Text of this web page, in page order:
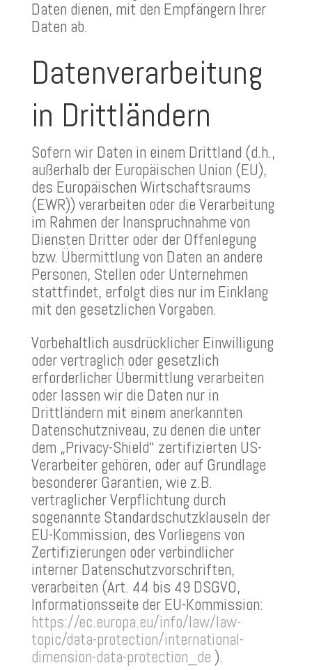
Daten dienen, mit den Empfängern Ihrer
Daten ab.
Datenverarbeitung
in Drittländern
Sofern wir Daten in einem Drittland (d.h.,
außerhalb der Europäischen Union (EU),
des Europäischen Wirtschaftsraums
(EWR)) verarbeiten oder die Verarbeitung
im Rahmen der Inanspruchnahme von
Diensten Dritter oder der Offenlegung
bzw. Übermittlung von Daten an andere
Personen, Stellen oder Unternehmen
stattfindet, erfolgt dies nur im Einklang
mit den gesetzlichen Vorgaben.
Vorbehaltlich ausdrücklicher Einwilligung
oder vertraglich oder gesetzlich
erforderlicher Übermittlung verarbeiten
oder lassen wir die Daten nur in
Drittländern mit einem anerkannten
Datenschutzniveau, zu denen die unter
dem „Privacy-Shield“ zertifizierten US-
Verarbeiter gehören, oder auf Grundlage
besonderer Garantien, wie z.B.
vertraglicher Verpflichtung durch
sogenannte Standardschutzklauseln der
EU-Kommission, des Vorliegens von
Zertifizierungen oder verbindlicher
interner Datenschutzvorschriften,
verarbeiten (Art. 44 bis 49 DSGVO,
Informationsseite der EU-Kommission:
https://ec.europa.eu/info/law/law-
topic/data-protection/international-
dimension-data-protection_de ).